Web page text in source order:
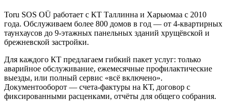
Toru SOS OÜ работает с КТ Таллинна и Харьюмаа с 2010
года. Обслуживаем более 800 домов в год — от 4-квартирных
таунхаусов до 9-этажных панельных зданий хрущёвской и
брежневской застройки.
Для каждого КТ предлагаем гибкий пакет услуг: только
аварийное обслуживание, ежемесячные профилактические
выезды, или полный сервис «всё включено».
Документооборот — счета-фактуры на КТ, договор с
фиксированными расценками, отчёты для общего собрания.